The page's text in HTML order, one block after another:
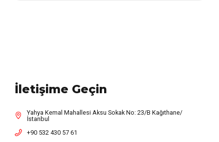
İletişime Geçin
Yahya Kemal Mahallesi Aksu Sokak No: 23/B Kağıthane/
İstanbul
+90 532 430 57 61